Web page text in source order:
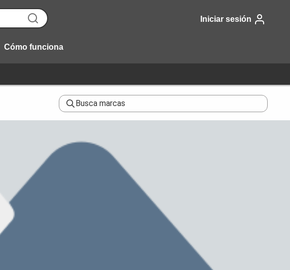
Iniciar sesión
Cómo funciona
Busca marcas